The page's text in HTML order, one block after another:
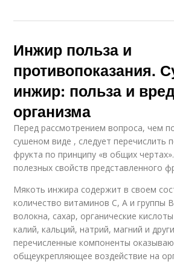
Инжир польза и
противопоказания.
инжир: польза и
организма
Перед рассмотрением вопроса, чем
сушеном виде , следует перечислить
фрукта по принципу «в общих
полезных свойств представленного
Мякоть инжира содержит в своем
количество витаминов С, А и группы
волокна, сахар, органические
калий, кальций, натрий, магний и
перечисленные компоненты
общеукрепляющее воздействие на